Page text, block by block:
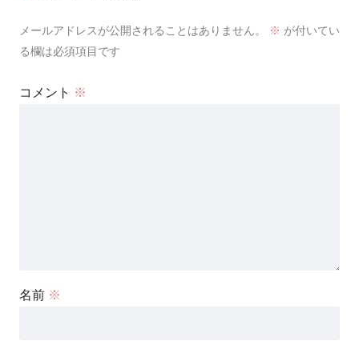
メールアドレスが公開されることはありません。 ※ が付いてい
る欄は必須項目です
コメント ※
名前 ※